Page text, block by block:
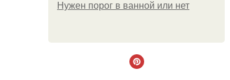
Нужен порог в ванной или нет